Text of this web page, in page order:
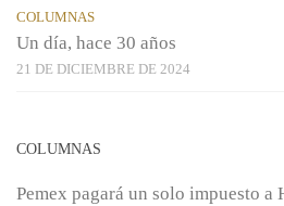
COLUMNAS
Un día, hace 30 años
21 DE DICIEMBRE DE 2024
COLUMNAS
Pemex pagará un solo impuesto a